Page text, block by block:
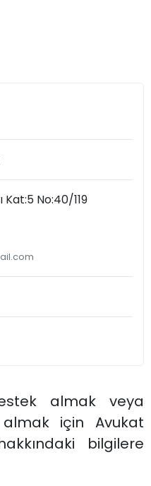
No:40/119
almak veya
almak için Avukat
bilgilere